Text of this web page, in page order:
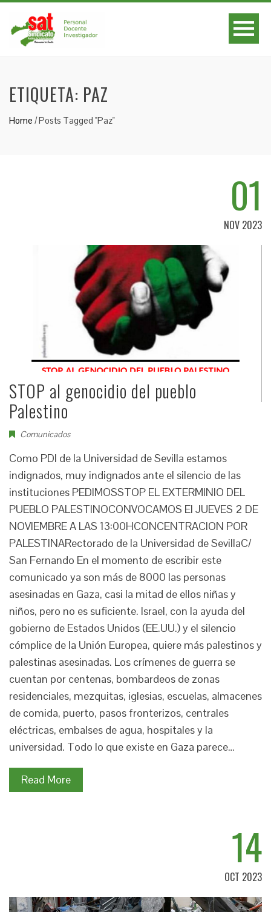
ETIQUETA: PAZ
Home /Posts Tagged "Paz"
01
NOV 2023
STOP al genocidio del pueblo
Palestino
Comunicados
Como PDI de la Universidad de Sevilla estamos
indignados, muy indignados ante el silencio de las
instituciones PEDIMOSSTOP EL EXTERMINIO DEL
PUEBLO PALESTINOCONVOCAMOS El JUEVES 2 DE
NOVIEMBRE A LAS 13:00HCONCENTRACION POR
PALESTINARectorado de la Universidad de SevillaC/
San Fernando En el momento de escribir este
comunicado ya son más de 8000 las personas
asesinadas en Gaza, casi la mitad de ellos niñas y
niños, pero no es suficiente. Israel, con la ayuda del
gobierno de Estados Unidos (EE.UU.) y el silencio
cómplice de la Unión Europea, quiere más palestinos y
palestinas asesinadas. Los crímenes de guerra se
cuentan por centenas, bombardeos de zonas
residenciales, mezquitas, iglesias, escuelas, almacenes
de comida, puerto, pasos fronterizos, centrales
eléctricas, embalses de agua, hospitales y la
universidad. Todo lo que existe en Gaza parece…
Read More
14
OCT 2023